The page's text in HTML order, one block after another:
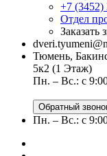
+7 (3452)
Отдел
Заказать
Тюмень,
5к2 (1 Этаж)
Пн. – Вс.: с
Обратный
Пн. – Вс.: с